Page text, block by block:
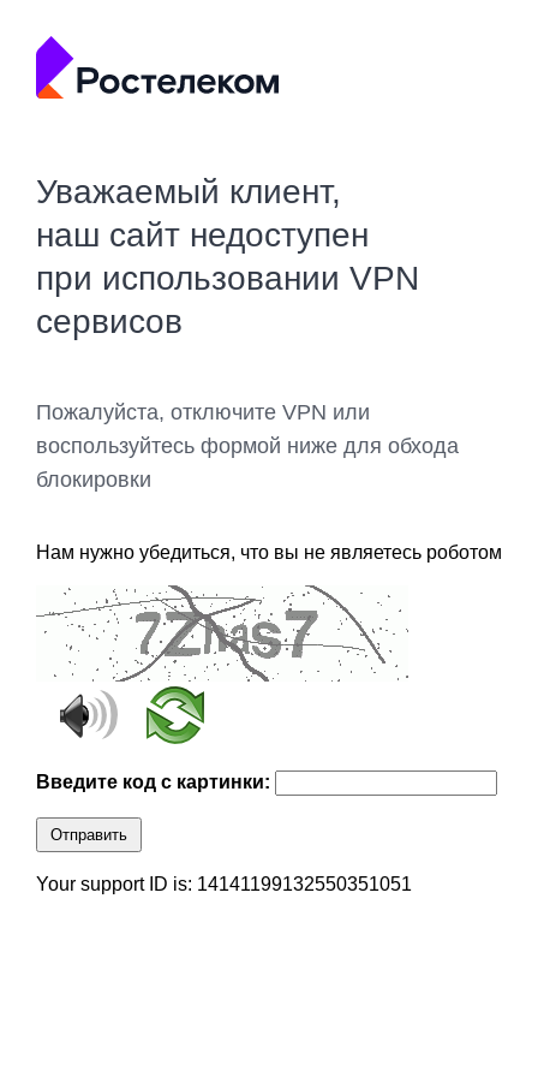
Уважаемый клиент,
наш сайт недоступен
при использовании VPN
сервисов
Пожалуйста, отключите VPN или
воспользуйтесь формой ниже для обхода
блокировки
Нам нужно убедиться, что вы не являетесь роботом
Введите код с картинки:
Отправить
Your support ID is: 14141199132550351051